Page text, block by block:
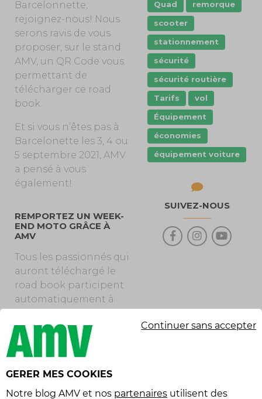
Barcelonnette,
rejoignez-nous! Nous
serons ravis de vous
proposer, sur le stand
AMV, un QR Code vous
permettant de
télécharger ce road
book.
Et si vous n’êtes pas à
Barcelonette les 3, 4 ou
5 septembre 2021, AMV
a pensé à vous
également!
REMPORTEZ UN WEEK-
END MOTO GRÂCE À
AMV
Tous les passionnés qui
auront téléchargé le
road book participent
automatiquement à
Une gagnante ou un
gagnant sera tiré au
sort et remportera un
week-end pour deux
Quad
remorque
scooter
stationnement
sécurité
sécurité routière
Tarifs
vol
Équipement
économies
équipement voiture
SUIVEZ-NOUS
GERER MES COOKIES
Notre blog AMV et nos partenaires utilisent des
Continuer sans accepter